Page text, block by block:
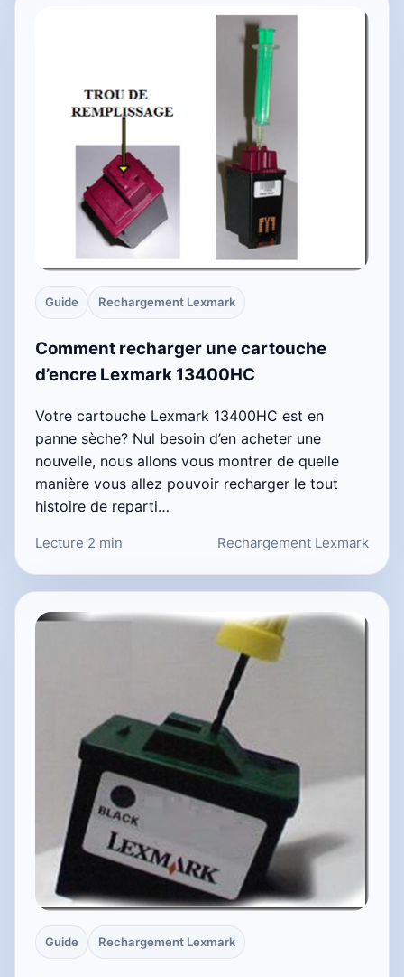
Guide Rechargement Lexmark
Comment recharger une cartouche
d’encre Lexmark 13400HC
Votre cartouche Lexmark 13400HC est en
panne sèche? Nul besoin d’en acheter une
nouvelle, nous allons vous montrer de quelle
manière vous allez pouvoir recharger le tout
histoire de reparti…
Lecture 2 min Rechargement Lexmark
Guide Rechargement Lexmark